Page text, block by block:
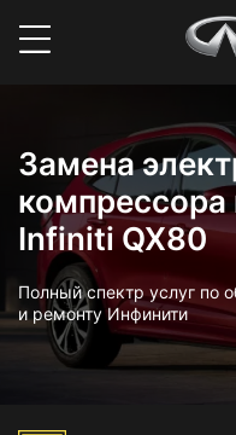
Замена
Infiniti QX80
Полный спектр услуг по
и ремонту Инфинити